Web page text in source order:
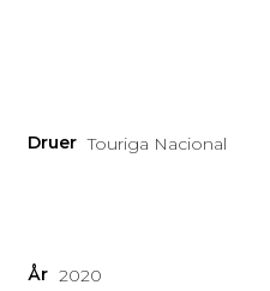
Druer Touriga Nacional
År 2020